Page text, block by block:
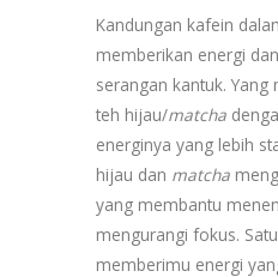
Kandungan kafein
memberikan energi
serangan kantuk.
teh hijau/matcha
energinya yang lebih
hijau dan matcha
yang membantu
mengurangi fokus.
memberimu energi